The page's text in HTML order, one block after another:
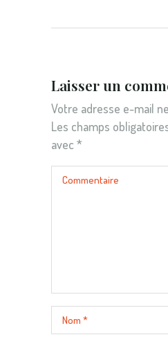
Laisser un
Votre adresse e-mail
Les champs
avec*